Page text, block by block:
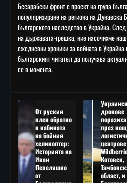
Бесарабски фронт е проект на група
популяризиране на региона на Дунавска
българското наследство в Украйна.
на държавата-грешка, ние насочихме
ежедневни хроники за войната в
българският читател да получава
се в момента.
От руския
плен обратно
в кабината
на бойния
хеликоптер:
Историята на
Иван
Пепеляшко
от
дронове
поразиха
през
Котовск,
област, и